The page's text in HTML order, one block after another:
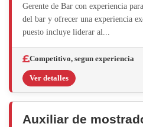
Gerente de Bar con experiencia
del bar y ofrecer una experiencia
puesto incluye liderar al...
Competitivo, segun experiencia
Ver detalles
Auxiliar de